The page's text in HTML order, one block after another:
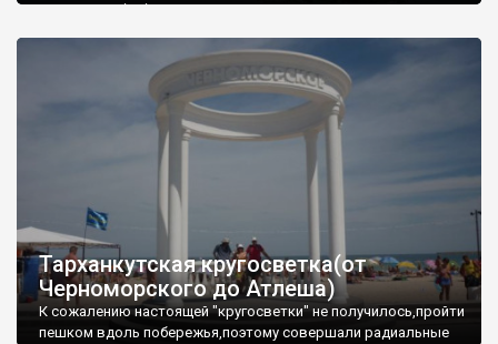
запрошую відвідати це
Тарханкутская кругосветка(от
Черноморского до Атлеша)
К сожалению настоящей "кругосветки" не получилось,пройти
пешком вдоль побережья,поэтому совершали радиальные